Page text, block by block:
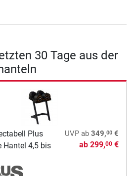
30 Tage aus der
Plus
Hantel 4,5 bis
UVPab 349,00€
ab 299,00€